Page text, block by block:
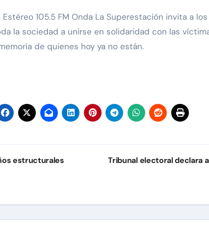
105.5 FM Onda La Superestación invita a
la sociedad a unirse en solidaridad con las
de quienes hoy ya no están.
estructurales
Tribunal electoral declara